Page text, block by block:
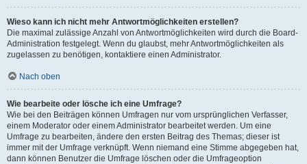
Wieso kann ich nicht mehr Antwortmöglichkeiten erstellen?
Die maximal zulässige Anzahl von Antwortmöglichkeiten wird durch die Board-
Administration festgelegt. Wenn du glaubst, mehr Antwortmöglichkeiten als
zugelassen zu benötigen, kontaktiere einen Administrator.
Nach oben
Wie bearbeite oder lösche ich eine Umfrage?
Wie bei den Beiträgen können Umfragen nur vom ursprünglichen Verfasser,
einem Moderator oder einem Administrator bearbeitet werden. Um eine
Umfrage zu bearbeiten, ändere den ersten Beitrag des Themas; dieser ist
immer mit der Umfrage verknüpft. Wenn niemand eine Stimme abgegeben hat,
dann können Benutzer die Umfrage löschen oder die Umfrageoption